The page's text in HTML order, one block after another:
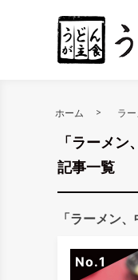
ホーム ラ
「ラーメ
記事一覧
「ラーメン
No.